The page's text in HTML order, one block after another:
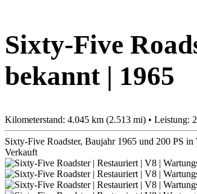
Sixty-Five
bekannt | 1965
Kilometerstand: 4.045 km (2.513 mi) • Leistung:
Sixty-Five Roadster, Baujahr 1965 und 200 PS
Verkauft